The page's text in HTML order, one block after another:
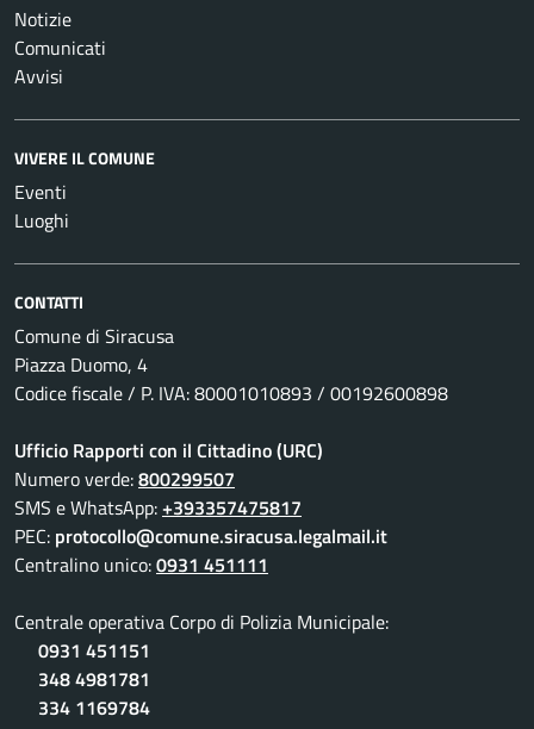
Notizie
Comunicati
Avvisi
VIVERE IL COMUNE
Eventi
Luoghi
CONTATTI
Comune di Siracusa
Piazza Duomo, 4
Codice fiscale / P. IVA: 80001010893 / 00192600898
Ufficio Rapporti con il Cittadino (URC)
Numero verde:800299507
SMS e WhatsApp:+393357475817
PEC: protocollo@comune.siracusa.legalmail.it
Centralino unico:0931 451111
Centrale operativa Corpo di Polizia Municipale:
0931 451151
348 4981781
334 1169784